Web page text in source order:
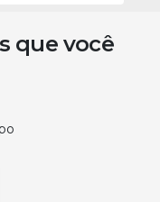
que você